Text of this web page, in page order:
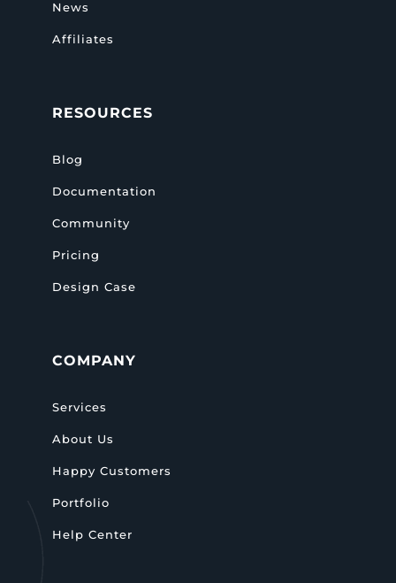
News
Affiliates
RESOURCES
Blog
Documentation
Community
Pricing
Design Case
COMPANY
Services
About Us
Happy Customers
Portfolio
Help Center